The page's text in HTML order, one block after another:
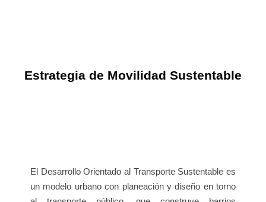
Estrategia de Movilidad Sustentable
El Desarrollo Orientado al Transporte Sustentable es
un modelo urbano con planeación y diseño en torno